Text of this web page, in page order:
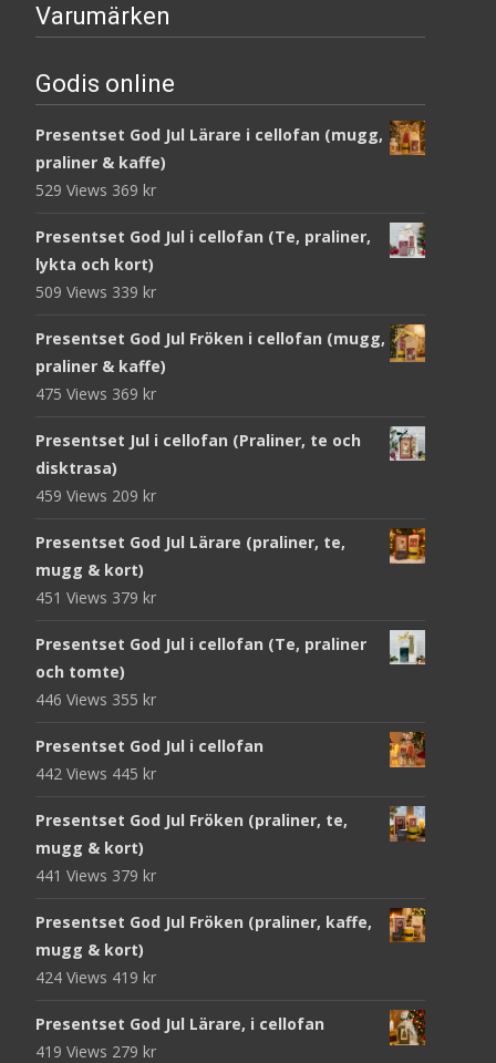
Varumärken
Godis online
Presentset God Jul Lärare i cellofan (mugg,
praliner & kaffe)
529 Views 369 kr
Presentset God Jul i cellofan (Te, praliner,
lykta och kort)
509 Views 339 kr
Presentset God Jul Fröken i cellofan (mugg,
praliner & kaffe)
475 Views 369 kr
Presentset Jul i cellofan (Praliner, te och
disktrasa)
459 Views 209 kr
Presentset God Jul Lärare (praliner, te,
mugg & kort)
451 Views 379 kr
Presentset God Jul i cellofan (Te, praliner
och tomte)
446 Views 355 kr
Presentset God Jul i cellofan
442 Views 445 kr
Presentset God Jul Fröken (praliner, te,
mugg & kort)
441 Views 379 kr
Presentset God Jul Fröken (praliner, kaffe,
mugg & kort)
424 Views 419 kr
Presentset God Jul Lärare, i cellofan
419 Views 279 kr